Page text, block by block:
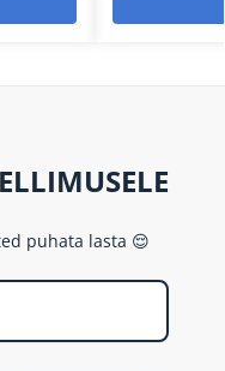
puhata lasta 😌